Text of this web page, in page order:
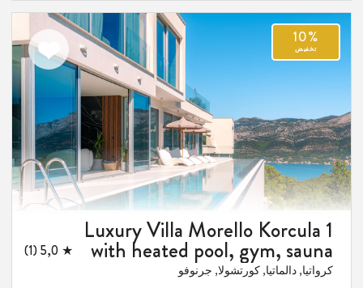
اضف
الى
المفضلة
Luxury Villa Morello Korcula 1
with heated pool, gym, sauna
★ 5,0 (1)
كرواتيا, دالماتيا, كورتشولا, جرنوفو